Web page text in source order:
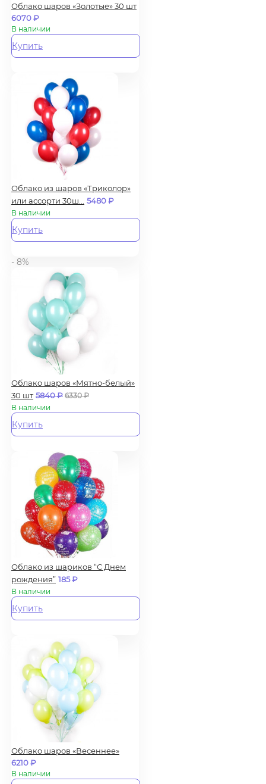
Облако шаров «Золотые» 30 шт
6070₽
В наличии
Купить
Облако из шаров «Триколор»
или ассорти 30ш...
5480₽
В наличии
Купить
- 8%
Облако шаров «Мятно-белый»
30 шт 5840₽ 6330₽
В наличии
Купить
Облако из шариков “С Днем
рождения” 185₽
В наличии
Купить
Облако шаров «Весеннее»
6210₽
В наличии